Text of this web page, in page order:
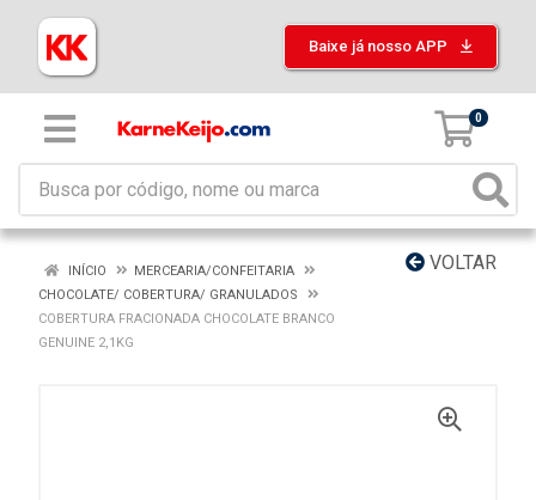
Baixe já nosso APP
0
VOLTAR
INÍCIO
MERCEARIA/CONFEITARIA
CHOCOLATE/ COBERTURA/ GRANULADOS
COBERTURA FRACIONADA CHOCOLATE BRANCO
GENUINE 2,1KG